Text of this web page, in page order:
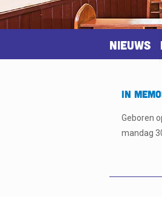
Nieuws
In
Geboren
mandag